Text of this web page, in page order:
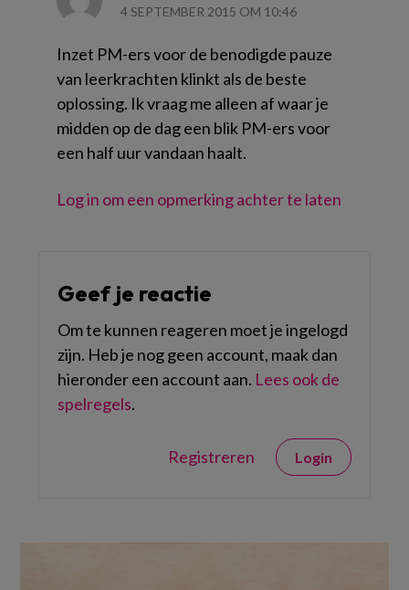
4 SEPTEMBER 2015 OM 10:46
Inzet PM-ers voor de benodigde pauze
van leerkrachten klinkt als de beste
oplossing. Ik vraag me alleen af waar je
midden op de dag een blik PM-ers voor
een half uur vandaan haalt.
Log in om een opmerking achter te laten
Geef je reactie
Om te kunnen reageren moet je ingelogd
zijn. Heb je nog geen account, maak dan
hieronder een account aan. Lees ook de
spelregels.
Registreren Login